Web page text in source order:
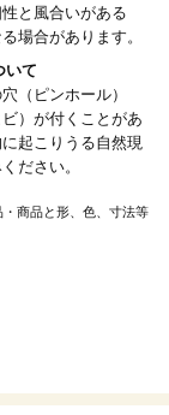
と風合いがある
場合があります。
いて
（ピンホール）
）が付くことがあ
起こりうる自然現
ください。
商品と形、色、寸法等